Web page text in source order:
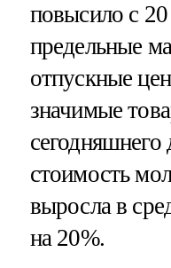
повысило с 20
предельные
отпускные
значимые
сегодняшнего
стоимость
выросла в
на 20%.